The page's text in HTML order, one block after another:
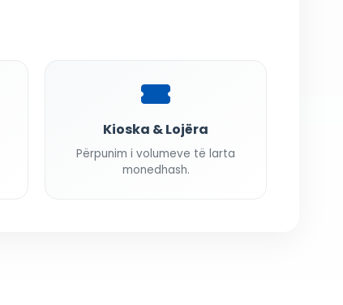
Kioska & Lojëra
Përpunim i volumeve të larta
monedhash.